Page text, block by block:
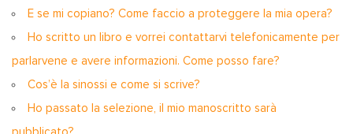
E se mi copiano? Come faccio a proteggere la mia opera?
Ho scritto un libro e vorrei contattarvi telefonicamente per
parlarvene e avere informazioni. Come posso fare?
Cos’è la sinossi e come si scrive?
Ho passato la selezione, il mio manoscritto sarà